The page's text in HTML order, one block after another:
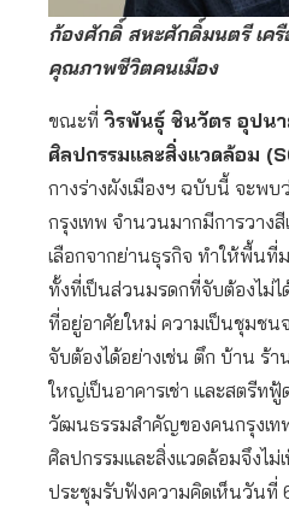
ก้องศักดิ์ สหะศักดิ์มนตรี เค
คุณภาพชีวิตคนเมือง
ขณะที่ วิรพันธุ์ ชินวัตร อุปน
ศิลปกรรมและสิ่งแวดล้อม
กางร่างผังเมืองฯ ฉบับนี้ จะพ
กรุงเทพ จำนวนมากมีการวางสี
เลือกจากย่านธุรกิจ ทำให้พื้น
ทั้งที่เป็นส่วนมรดกที่จับต้องไม่
ที่อยู่อาศัยใหม่ ความเป็นชุมช
จับต้องได้อย่างเช่น ตึก บ้าน ร้
ใหญ่เป็นอาคารเช่า และสตรีท
วัฒนธรรมสำคัญของคนกรุงเ
ศิลปกรรมและสิ่งแวดล้อมจึงไ
ประชุมรับฟังความคิดเห็นวันที่